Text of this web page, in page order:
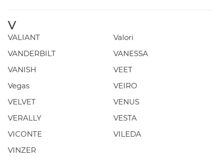
V
VALIANT
Valori
VANDERBILT
VANESSA
VANISH
VEET
Vegas
VEIRO
VELVET
VENUS
VERALLY
VESTA
VICONTE
VILEDA
VINZER